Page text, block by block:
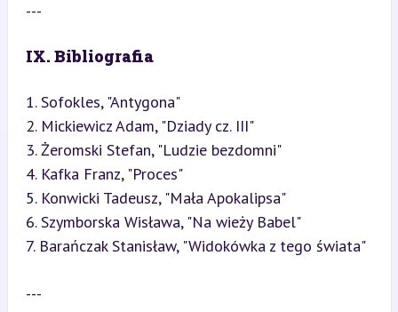
---
IX. Bibliografia
1. Sofokles, "Antygona"
2. Mickiewicz Adam, "Dziady cz. III"
3. Żeromski Stefan, "Ludzie bezdomni"
4. Kafka Franz, "Proces"
5. Konwicki Tadeusz, "Mała Apokalipsa"
6. Szymborska Wisława, "Na wieży Babel"
7. Barańczak Stanisław, "Widokówka z tego świata"
---